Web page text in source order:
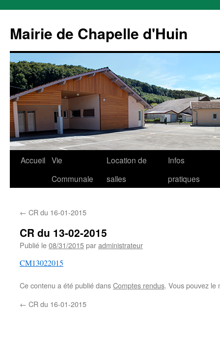
Mairie de Chapelle d'Huin
Aller
Accueil Vie
Communale
Location de
salles
Infos
pratiques
← CR du 16-01-2015
CR du 13-02-2015
Publié le08/31/2015paradministrateur
CM13022015
Ce contenu a été publié dansComptes rendus. Vous pouvez
← CR du 16-01-2015